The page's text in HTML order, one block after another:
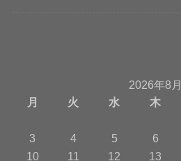
2026年8月
月
火 水 木
3
4 5 6
10
11 12 13